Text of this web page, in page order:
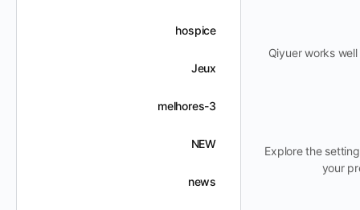
Qiyuer works
Explore the
your
hospice
Jeux
melhores-3
NEW
news